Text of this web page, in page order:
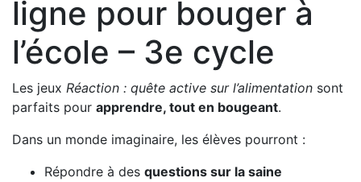
ligne pour bouger à
l’école – 3e cycle
Les jeux Réaction : quête active sur l’alimentation sont
parfaits pour apprendre, tout en bougeant.
Dans un monde imaginaire, les élèves pourront :
Répondre à des questions sur la saine